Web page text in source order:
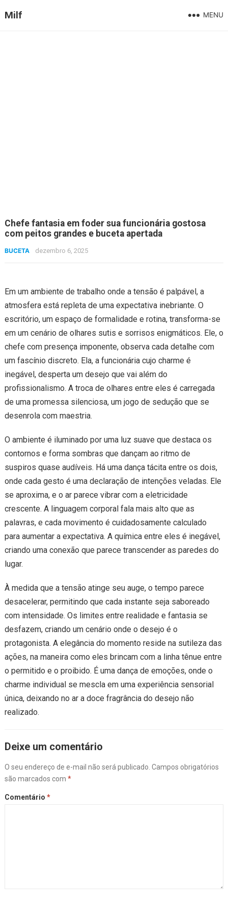
Milf MENU
Chefe fantasia em foder sua funcionária gostosa
com peitos grandes e buceta apertada
BUCETA dezembro 6, 2025
Em um ambiente de trabalho onde a tensão é palpável, a
atmosfera está repleta de uma expectativa inebriante. O
escritório, um espaço de formalidade e rotina, transforma-se
em um cenário de olhares sutis e sorrisos enigmáticos. Ele, o
chefe com presença imponente, observa cada detalhe com
um fascínio discreto. Ela, a funcionária cujo charme é
inegável, desperta um desejo que vai além do
profissionalismo. A troca de olhares entre eles é carregada
de uma promessa silenciosa, um jogo de sedução que se
desenrola com maestria.
O ambiente é iluminado por uma luz suave que destaca os
contornos e forma sombras que dançam ao ritmo de
suspiros quase audíveis. Há uma dança tácita entre os dois,
onde cada gesto é uma declaração de intenções veladas. Ele
se aproxima, e o ar parece vibrar com a eletricidade
crescente. A linguagem corporal fala mais alto que as
palavras, e cada movimento é cuidadosamente calculado
para aumentar a expectativa. A química entre eles é inegável,
criando uma conexão que parece transcender as paredes do
lugar.
À medida que a tensão atinge seu auge, o tempo parece
desacelerar, permitindo que cada instante seja saboreado
com intensidade. Os limites entre realidade e fantasia se
desfazem, criando um cenário onde o desejo é o
protagonista. A elegância do momento reside na sutileza das
ações, na maneira como eles brincam com a linha tênue entre
o permitido e o proibido. É uma dança de emoções, onde o
charme individual se mescla em uma experiência sensorial
única, deixando no ar a doce fragrância do desejo não
realizado.
Deixe um comentário
O seu endereço de e-mail não será publicado. Campos obrigatórios
são marcados com *
Comentário *